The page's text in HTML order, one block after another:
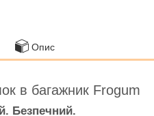
Опис
в багажник Frogum
Безпечний.